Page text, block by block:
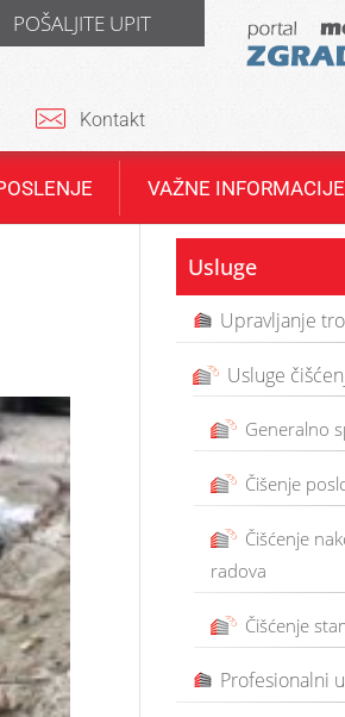
POŠALJITE UPIT
Kontakt
VAŽNE INFORMACIJE
Usluge
Upravljanje
Usluge
Generalno
Čišenje
Čišćenje
radova
Čišćenje
Profesionalni